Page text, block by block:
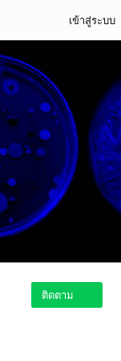
เข้าสู่ระบบ
ติดตาม